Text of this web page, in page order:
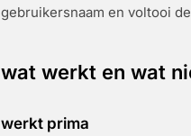
gebruikersnaam en voltooi
wat werkt en wat
werkt prima